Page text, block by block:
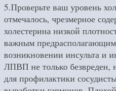
5.Проверьте ваш уровень
отмечалось, чрезмерное
холестерина низкой
важным
возникновении инсульта и
ЛПВП не только безвреден,
для профилактики